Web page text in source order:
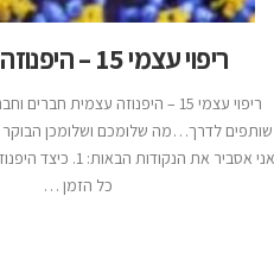
ריפוי עצמי 15 – היפנוזה עצמית
ריפוי עצמי 15 – היפנוזה עצמית
שותפים לדרך…מה שלומכם ושלומכן הבוקר
אני אסביר את
כל הזמן …